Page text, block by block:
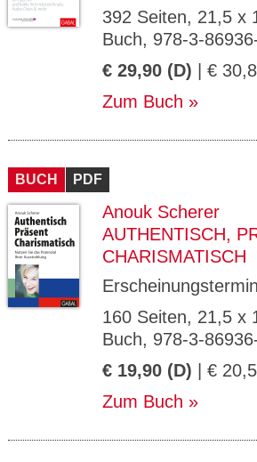
392 Seiten, 21,5 x
Buch, 978-3-
€ 29,90 (D) | €
Zum Buch
BUCH PDF
Anouk Scherer
AUTHENTISCH,
CHARISMATISCH
160 Seiten, 21,5 x
Buch, 978-3-
€ 19,90 (D) | €
Zum Buch